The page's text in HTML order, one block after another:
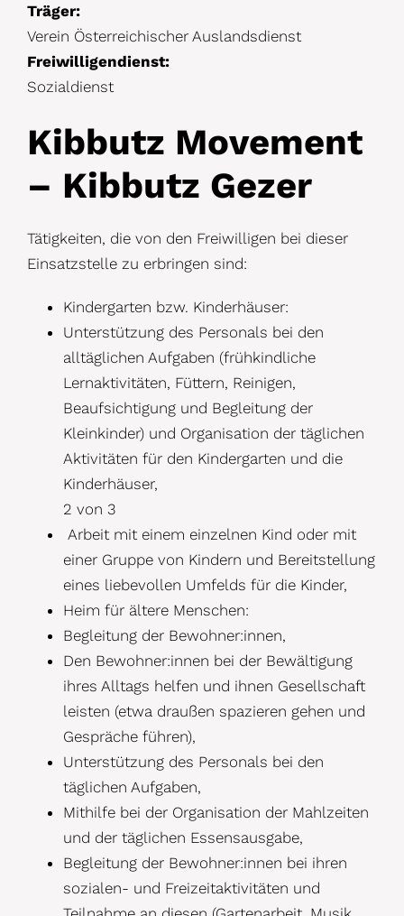
Träger:
Verein Österreichischer Auslandsdienst
Freiwilligendienst:
Sozialdienst
Kibbutz Movement
– Kibbutz Gezer
Tätigkeiten, die von den Freiwilligen bei dieser
Einsatzstelle zu erbringen sind:
Kindergarten bzw. Kinderhäuser:
Unterstützung des Personals bei den
alltäglichen Aufgaben (frühkindliche
Lernaktivitäten, Füttern, Reinigen,
Beaufsichtigung und Begleitung der
Kleinkinder) und Organisation der täglichen
Aktivitäten für den Kindergarten und die
Kinderhäuser,
2 von 3
Arbeit mit einem einzelnen Kind oder mit
einer Gruppe von Kindern und Bereitstellung
eines liebevollen Umfelds für die Kinder,
Heim für ältere Menschen:
Begleitung der Bewohner:innen,
Den Bewohner:innen bei der Bewältigung
ihres Alltags helfen und ihnen Gesellschaft
leisten (etwa draußen spazieren gehen und
Gespräche führen),
Unterstützung des Personals bei den
täglichen Aufgaben,
Mithilfe bei der Organisation der Mahlzeiten
und der täglichen Essensausgabe,
Begleitung der Bewohner:innen bei ihren
sozialen- und Freizeitaktivitäten und